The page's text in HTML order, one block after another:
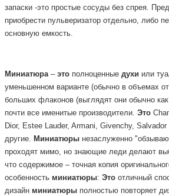
запаски -это простые сосуды без спрея.
приобрести пульверизатор отдельно, либо
основную емкость.
Миниатюра – это полноценные духи или
уменьшенном варианте (обычно в объемах
больших флаконов (выглядят они обычно
почти все именитые производители. Это
Dior, Estee Lauder, Armani, Givenchy,
другие. Миниатюры незаслуженно
проходят мимо, но знающие леди делают
что содержимое – точная копия
особенность миниатюры: Это отличный
дизайн миниатюры полностью повторяет